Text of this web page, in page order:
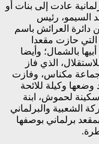
عادت إلى بنات أو
السيمو، رئيس
دائرة العرائش باسم
التي حازت مقعدا
بالشمال؛ وأيضا
الذي فاز
مكناس، وفازت
وضعها وكيلة للائحة
لحموش، ابنة
الشعبية والبرلماني
برلماني بوصفها